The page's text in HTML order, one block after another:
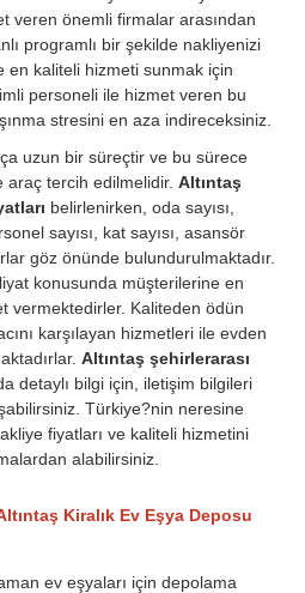
veren önemli firmalar arasından
programlı bir şekilde nakliyenizi
en kaliteli hizmeti sunmak için
personeli ile hizmet veren bu
stresini en aza indireceksiniz.
uzun bir süreçtir ve bu sürece
tercih edilmelidir. Altıntaş
belirlenirken, oda sayısı,
sayısı, kat sayısı, asansör
göz önünde bulundurulmaktadır.
konusunda müşterilerine en
vermektedirler. Kaliteden ödün
karşılayan hizmetleri ile evden
Altıntaş şehirlerarası
detaylı bilgi için, iletişim bilgileri
Türkiye?nin neresine
fiyatları ve kaliteli hizmetini
alabilirsiniz.
Kiralık Ev Eşya Deposu
ev eşyaları için depolama